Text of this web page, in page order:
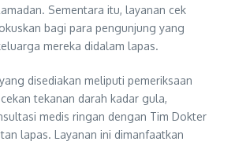
Sementara itu, layanan cek
bagi para pengunjung yang
mereka didalam lapas.
disediakan meliputi pemeriksaan
tekanan darah kadar gula,
medis ringan dengan Tim Dokter
lapas. Layanan ini dimanfaatkan